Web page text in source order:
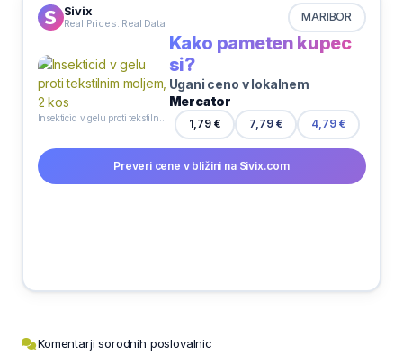
Sivix
Real Prices. Real Data MARIBOR
Kako pameten kupec
si?
Ugani ceno v lokalnem
Mercator
1,79 € 7,79 € 4,79 €
Preveri cene v bližini na Sivix.com
Komentarji sorodnih poslovalnic